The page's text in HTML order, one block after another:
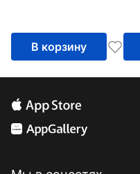
В корзину